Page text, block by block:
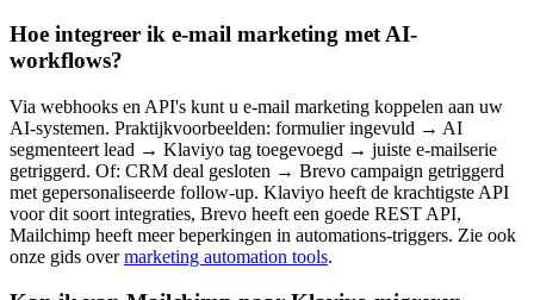
Hoe integreer ik e-mail marketing met AI-
workflows?
Via webhooks en API's kunt u e-mail marketing koppelen aan uw
AI-systemen. Praktijkvoorbeelden: formulier ingevuld → AI
segmenteert lead → Klaviyo tag toegevoegd → juiste e-mailserie
getriggerd. Of: CRM deal gesloten → Brevo campaign getriggerd
met gepersonaliseerde follow-up. Klaviyo heeft de krachtigste API
voor dit soort integraties, Brevo heeft een goede REST API,
Mailchimp heeft meer beperkingen in automations-triggers. Zie ook
onze gids overmarketing automation tools.